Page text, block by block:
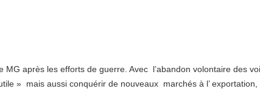
après les efforts de guerre. Avec l’abandon volontaire des
» mais aussi conquérir de nouveaux marchés à l’